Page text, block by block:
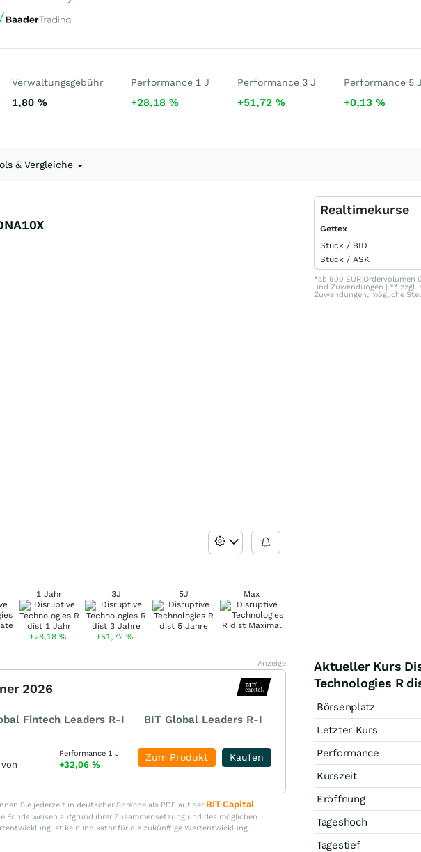
Verwaltungsgebühr
1,80 %
Performance 1 J
+28,18%
Performance 3 J
+51,72%
Performance 5 J
+0,13 %
& Vergleiche
1 Jahr
+28,18%
3J
+51,72%
5J Max
Realtimekurse
Gettex
Stück / BID
Stück / ASK
*ab 500 EUR Ordervolumen
und Zuwendungen | ** zzgl.
Zuwendungen, mögliche
Anzeige
2026
Fintech Leaders R-I BIT Global Leaders R-I
Performance 1 J
+32,06 %
Kaufen
Zum Produkt
Sie jederzeit in deutscher Sprache als PDF auf der BIT Capital
Fonds weisen aufgrund ihrer Zusammensetzung und des möglichen
ist kein Indikator für die zukünftige Wertentwicklung.
Aktueller Kurs
Technologies R
Börsenplatz
Letzter Kurs
Performance
Kurszeit
Eröffnung
Tageshoch
Tagestief